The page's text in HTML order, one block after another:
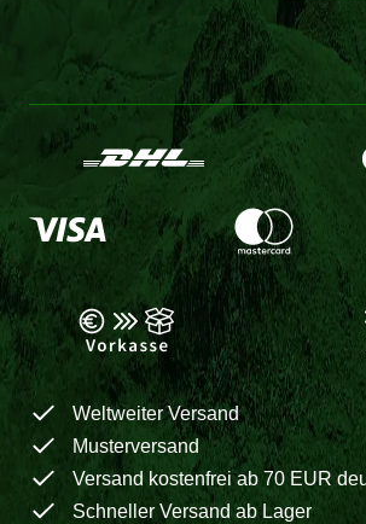
Weltweiter Versand
Musterversand
Versand kostenfrei ab 70 EUR
Schneller Versand ab Lager